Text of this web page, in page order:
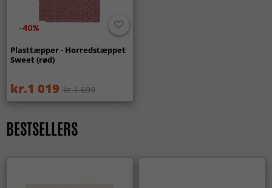
-40%
Plasttæpper - Horredstæppet
Sweet (rød)
kr.1 019 kr.1 699
BESTSELLERS